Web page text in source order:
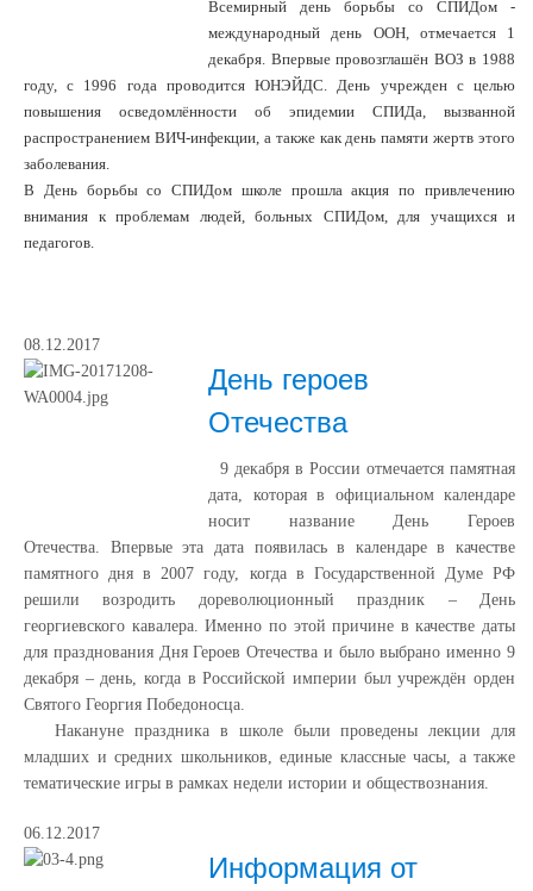
Всемирный день борьбы со СПИДом -
международный день ООН, отмечается 1
декабря. Впервые провозглашён ВОЗ в 1988
году, с 1996 года проводится ЮНЭЙДС. День учрежден с целью
повышения осведомлённости об эпидемии СПИДа, вызванной
распространением ВИЧ-инфекции, а также как день памяти жертв этого
заболевания.
В День борьбы со СПИДом школе прошла акция по привлечению
внимания к проблемам людей, больных СПИДом, для учащихся и
педагогов.
08.12.2017
День героев
Отечества
9 декабря в России отмечается памятная
дата, которая в официальном календаре
носит название День Героев
Отечества. Впервые эта дата появилась в календаре в качестве
памятного дня в 2007 году, когда в Государственной Думе РФ
решили возродить дореволюционный праздник – День
георгиевского кавалера. Именно по этой причине в качестве даты
для празднования Дня Героев Отечества и было выбрано именно 9
декабря – день, когда в Российской империи был учреждён орден
Святого Георгия Победоносца.
Накануне праздника в школе были проведены лекции для
младших и средних школьников, единые классные часы, а также
тематические игры в рамках недели истории и обществознания.
06.12.2017
Информация от